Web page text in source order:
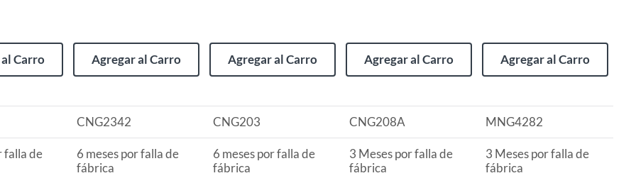
devolución y cambio:
y otros productos para asfalto.
tecnología, línea blanca, colchones, muebles,
Carro Agregar al Carro Agregar al Carro Agregar al Carro Agregar al Carro
CNG2342 CNG203 CNG208A MNG4282
falla de
6 meses por falla de
fábrica
6 meses por falla de
fábrica
3 Meses por falla de
fábrica
3 Meses por falla de
fábrica